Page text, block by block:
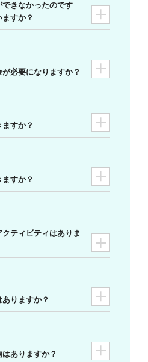
きなかったのです
すか？
必要になりますか？
すか？
すか？
ティビティはありま
りますか？
ありますか？